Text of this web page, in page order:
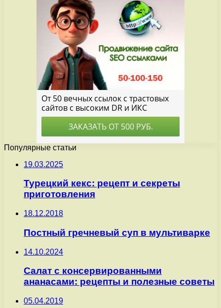
Популярные статьи
19.03.2025
Турецкий кекс: рецепт и секреты
приготовления
18.12.2018
Постный гречневый суп в мультиварке
14.10.2024
Салат с консервированными
ананасами: рецепты и полезные советы
05.04.2019